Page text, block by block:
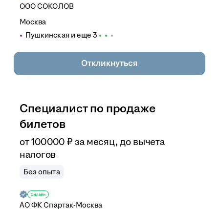
ОООСОКОЛОВ
Москва
Пушкинская и еще 3
Откликнуться
Специалист по продаже
билетов
от100 000 ₽ за месяц, до вычета
налогов
Без опыта
АОФК Спартак-Москва